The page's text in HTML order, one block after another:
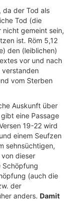
, da der Tod als
Tod (die
nicht gemeint sein,
ist. Röm 5,12
den (leiblichen)
vor und nach
verstanden
vom Sterben
Auskunft über
eine Passage
19-22 wird
einem Seufzen
sehnsüchtigen,
von dieser
Schöpfung
(auch die
der
anders. Damit